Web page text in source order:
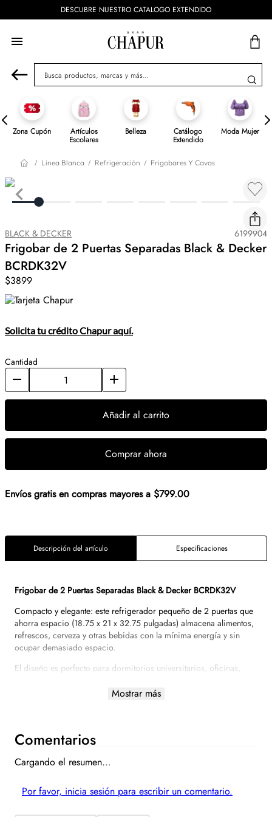
ENVÍOS GRATIS A PARTIR
Busca productos, marcas y más...
Zona Cupón Artículos
Escolares
Belleza Catálogo
Extendido
Moda Mujer
Linea Blanca Refrigeración Frigobares Y Cavas
BLACK & DECKER 6199904
Frigobar de 2 Puertas Separadas Black & Decker
BCRDK32V
$3899
Solicita tu crédito Chapur aquí.
Cantidad
Añadir al carrito
Comprar ahora
Envíos gratis en compras mayores a $799.00
Descripción del artículo Especificaciones
Frigobar de 2 Puertas Separadas Black & Decker BCRDK32V
Compacto y elegante: este refrigerador pequeño de 2 puertas que
ahorra espacio (18.75 x 21 x 32.75 pulgadas) almacena alimentos,
refrescos, cerveza y otras bebidas con la mínima energía y sin
ocupar demasiado espacio.
El diseño es perfecto para dormitorios universitarios, oficinas,
12 onzas (como refresco y cerveza), pequeños recipientes en el
botellas más altas. Crisper de ancho completo para frutas y
verduras.
Mostrar más
Comentarios
Cargando el resumen…
Por favor, inicia sesión para escribir un comentario.